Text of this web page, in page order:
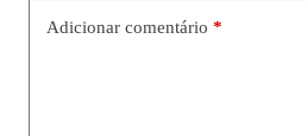
Adicionar comentário *